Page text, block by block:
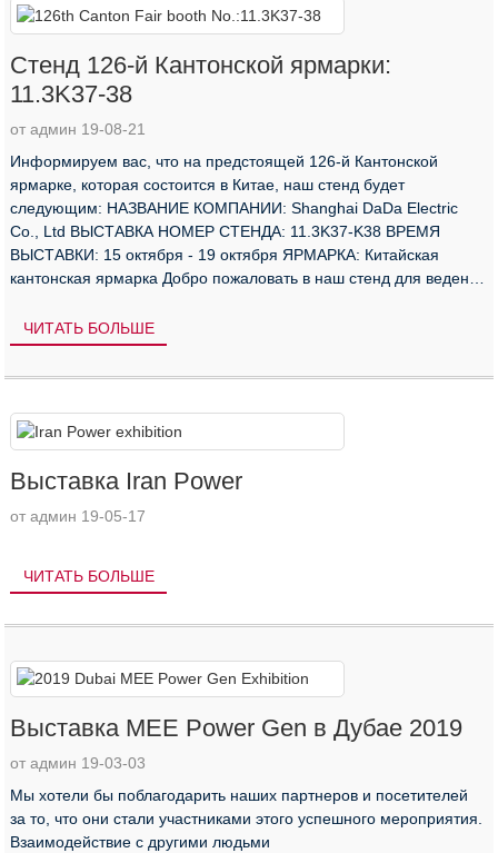
Стенд 126-й Кантонской ярмарки:
11.3K37-38
от админ 19-08-21
Информируем вас, что на предстоящей 126-й Кантонской
ярмарке, которая состоится в Китае, наш стенд будет
следующим: НАЗВАНИЕ КОМПАНИИ: Shanghai DaDa Electric
Co., Ltd ВЫСТАВКА НОМЕР СТЕНДА: 11.3K37-K38 ВРЕМЯ
ВЫСТАВКИ: 15 октября - 19 октября ЯРМАРКА: Китайская
кантонская ярмарка Добро пожаловать в наш стенд для ведения
ЧИТАТЬ БОЛЬШЕ
Выставка Iran Power
от админ 19-05-17
ЧИТАТЬ БОЛЬШЕ
Выставка MEE Power Gen в Дубае 2019
от админ 19-03-03
Мы хотели бы поблагодарить наших партнеров и посетителей
за то, что они стали участниками этого успешного мероприятия.
Взаимодействие с другими людьми